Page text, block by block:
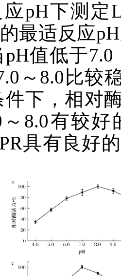
pH下测定
最适反应
值低于
～8.0比较
下，相对
～8.0有较
具有良好